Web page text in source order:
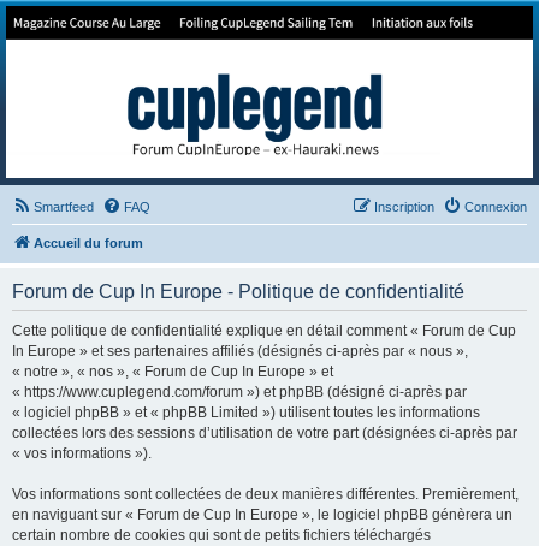
Forum de Cup In Europe
Smartfeed FAQ Connexion
Inscription
Accueil du forum
Forum de Cup In Europe - Politique de confidentialité
Cette politique de confidentialité explique en détail comment « Forum de Cup
In Europe » et ses partenaires affiliés (désignés ci-après par « nous »,
« notre », « nos », « Forum de Cup In Europe » et
« https://www.cuplegend.com/forum ») et phpBB (désigné ci-après par
« logiciel phpBB » et « phpBB Limited ») utilisent toutes les informations
collectées lors des sessions d’utilisation de votre part (désignées ci-après par
« vos informations »).
Vos informations sont collectées de deux manières différentes. Premièrement,
en naviguant sur « Forum de Cup In Europe », le logiciel phpBB génèrera un
certain nombre de cookies qui sont de petits fichiers téléchargés